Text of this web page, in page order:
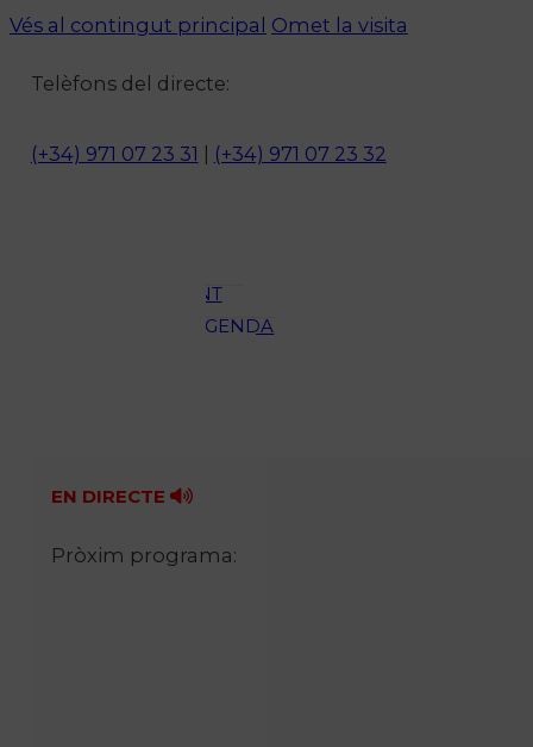
Vés al contingut principal Omet la visita
Telèfons del directe:
(+34) 971 07 23 31 (+34) 971 07 23 32
OCI
AMBIENT
AGENDA
Fes-te'n soci!
EN DIRECTE
Pròxim programa: